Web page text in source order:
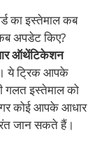
का इस्तेमाल कब
अपडेट किए?
ऑथेंटिकेशन
ये ट्रिक आपके
गलत इस्तेमाल को
कोई आपके आधार
जान सकते हैं।